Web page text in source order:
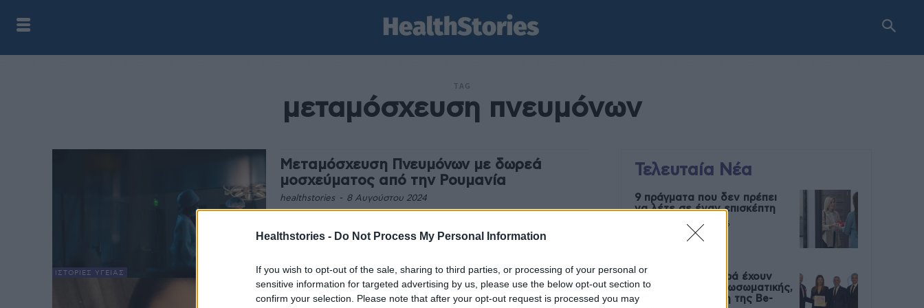
Healthstories - Do Not Process My Personal Information
If you wish to opt-out of the sale, sharing to third parties, or processing of your personal or
sensitive information for targeted advertising by us, please use the below opt-out section to
confirm your selection. Please note that after your opt-out request is processed you may
TAG
μεταμόσχευση πνευμόνων
ΙΣΤΟΡΊΕΣ ΥΓΕΊΑΣ
Μεταμόσχευση Πνευμόνων με δωρεά
μοσχεύματος από την Ρουμανία
healthstories - 8 Αυγούστου 2024
Καρδιοχειρουργικό Κέντρο, μετά από δωρεά της οικογένειας
Σε πρώτο πρόσωπο η Στέλλα Γεωργακή, η
Τελευταία Νέα
9 πράγματα που δεν πρέπει
να λέτε σε έναν επισκέπτη
27 Φεβρουαρίου 2026
Πάνω από 100 μωρά έχουν
γεννηθεί μέσω εξωσωματικής,
με την υποστήριξη της Be-